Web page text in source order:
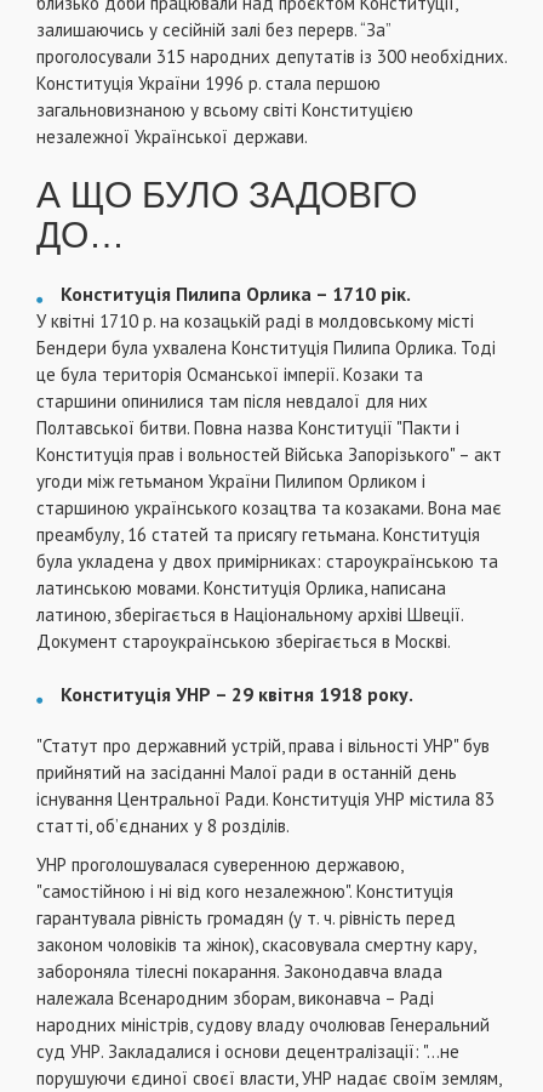
залишаючись у сесійній залі без перерв. “За”
проголосували 315 народних депутатів із 300 необхідних.
Конституція України 1996 р. стала першою
загальновизнаною у всьому світі Конституцією
незалежної Української держави.
А ЩО БУЛО ЗАДОВГО
ДО…
Конституція Пилипа Орлика – 1710 рік.
У квітні 1710 р. на козацькій раді в молдовському місті
Бендери була ухвалена Конституція Пилипа Орлика. Тоді
це була територія Османської імперії. Козаки та
старшини опинилися там після невдалої для них
Полтавської битви. Повна назва Конституції "Пакти і
Конституція прав і вольностей Війська Запорізького" – акт
угоди між гетьманом України Пилипом Орликом і
старшиною українського козацтва та козаками. Вона має
преамбулу, 16 статей та присягу гетьмана. Конституція
була укладена у двох примірниках: староукраїнською та
латинською мовами. Конституція Орлика, написана
латиною, зберігається в Національному архіві Швеції.
Документ староукраїнською зберігається в Москві.
Конституція УНР – 29 квітня 1918 року.
"Статут про державний устрій, права і вільності УНР" був
прийнятий на засіданні Малої ради в останній день
існування Центральної Ради. Конституція УНР містила 83
статті, об’єднаних у 8 розділів.
УНР проголошувалася суверенною державою,
"самостійною і ні від кого незалежною". Конституція
гарантувала рівність громадян (у т. ч. рівність перед
законом чоловіків та жінок), скасовувала смертну кару,
забороняла тілесні покарання. Законодавча влада
належала Всенародним зборам, виконавча – Раді
народних міністрів, судову владу очолював Генеральний
суд УНР. Закладалися і основи децентралізації: "...не
порушуючи єдиної своєї власти, УНР надає своїм землям,